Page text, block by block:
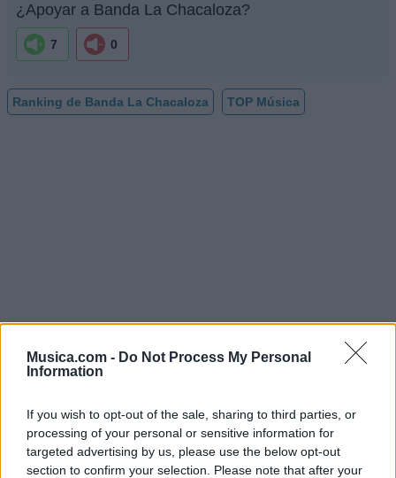
Musica.com - Do Not Process My Personal
Information
If you wish to opt-out of the sale, sharing to third parties, or
processing of your personal or sensitive information for
targeted advertising by us, please use the below opt-out
section to confirm your selection. Please note that after your
¿Apoyar a Banda La Chacaloza?
7 0
Ranking de Banda La Chacaloza TOP Música
Música Relacionada